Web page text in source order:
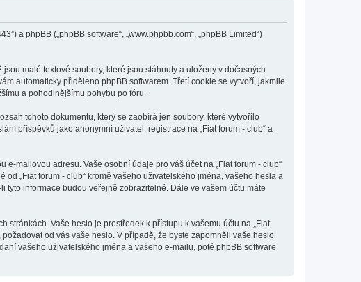
a phpBB („phpBB software“, „www.phpbb.com“, „phpBB Limited“)
malé textové soubory, které jsou stáhnuty a uloženy v dočasných
automaticky přiděleno phpBB softwarem. Třetí cookie se vytvoří, jakmile
a pohodlnějšímu pohybu po fóru.
tohoto dokumentu, který se zaobírá jen soubory, které vytvořilo
příspěvků jako anonymní uživatel, registrace na „Fiat forum - club“ a
mailovou adresu. Vaše osobní údaje pro váš účet na „Fiat forum - club“
„Fiat forum - club“ kromě vašeho uživatelského jména, vašeho hesla a
informace budou veřejně zobrazitelné. Dále ve vašem účtu máte
Vaše heslo je prostředek k přístupu k vašemu účtu na „Fiat
od vás vaše heslo. V případě, že byste zapomněli vaše heslo
vašeho uživatelského jména a vašeho e-mailu, poté phpBB software